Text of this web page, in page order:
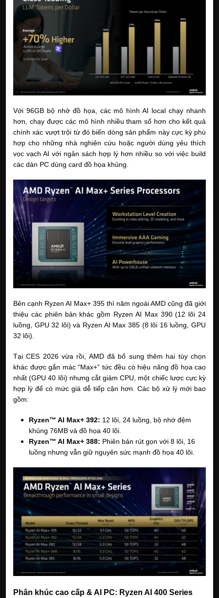
Với 96GB bộ nhớ đồ họa, các mô hình AI local chạy nhanh
hơn, chạy được các mô hình nhiều tham số hơn cho kết quả
chính xác vượt trội từ đó biến dòng sản phẩm này cực kỳ phù
hợp cho những nhà nghiên cứu hoặc người dùng yêu thích
vọc vạch AI với ngân sách hợp lý hơn nhiều so với việc build
các dàn PC dùng card đồ họa khủng.
Bên cạnh Ryzen AI Max+ 395 thì năm ngoái AMD cũng đã giới
thiệu các phiên bản khác gồm Ryzen AI Max 390 (12 lõi 24
luồng, GPU 32 lõi) và Ryzen AI Max 385 (8 lõi 16 luồng, GPU
32 lõi).
Tại CES 2026 vừa rồi, AMD đã bổ sung thêm hai tùy chọn
khác được gắn mác “Max+” tức đều có hiệu năng đồ họa cao
nhất (GPU 40 lõi) nhưng cắt giảm CPU, một chiếc lược cực kỳ
hợp lý để có mức giá dễ tiếp cận hơn. Các bộ xử lý mới bao
gồm:
Ryzen™ AI Max+ 392: 12 lõi, 24 luồng, bộ nhớ đệm
khủng 76MB và đồ họa 40 lõi.
Ryzen™ AI Max+ 388: Phiên bản rút gọn với 8 lõi, 16
luồng nhưng vẫn giữ nguyên sức mạnh đồ họa 40 lõi.
Phân khúc cao cấp & AI PC: Ryzen AI 400 Series